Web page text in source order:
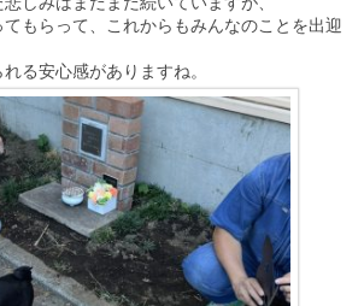
もらって、これからもみんなのことを出迎
る安心感がありますね。